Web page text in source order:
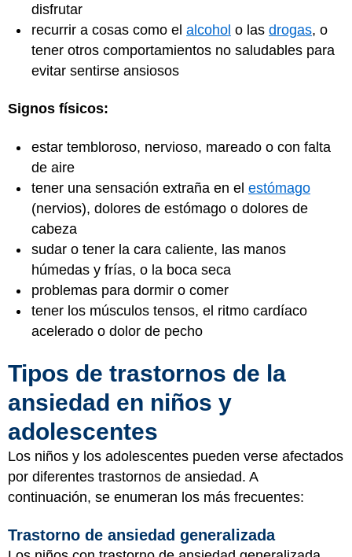
disfrutar
recurrir a cosas como el alcohol o las drogas, o
tener otros comportamientos no saludables para
evitar sentirse ansiosos
Signos físicos:
estar tembloroso, nervioso, mareado o con falta
de aire
tener una sensación extraña en el estómago
(nervios), dolores de estómago o dolores de
cabeza
sudar o tener la cara caliente, las manos
húmedas y frías, o la boca seca
problemas para dormir o comer
tener los músculos tensos, el ritmo cardíaco
acelerado o dolor de pecho
Tipos de trastornos de la
ansiedad en niños y
adolescentes
Los niños y los adolescentes pueden verse afectados
por diferentes trastornos de ansiedad. A
continuación, se enumeran los más frecuentes:
Trastorno de ansiedad generalizada